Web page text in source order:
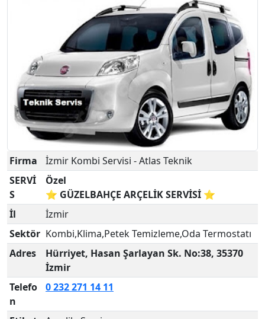
Firma
İzmir Kombi Servisi - Atlas Teknik
SERVİ
S
Özel
⭐ GÜZELBAHÇE ARÇELİK SERVİSİ ⭐
İl
İzmir
Sektör Kombi,Klima,Petek Temizleme,Oda Termostatı
Adres
Hürriyet, Hasan Şarlayan Sk. No:38, 35370
İzmir
Telefo
n
0 232 271 14 11